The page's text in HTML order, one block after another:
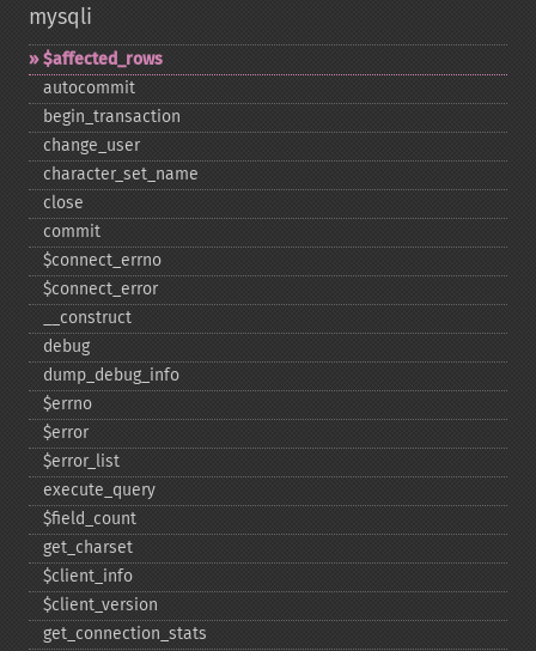
mysqli
$affected_​rows
autocommit
begin_​transaction
change_​user
character_​set_​name
close
commit
$connect_​errno
$connect_​error
_​_​construct
debug
dump_​debug_​info
$errno
$error
$error_​list
execute_​query
$field_​count
get_​charset
$client_​info
$client_​version
get_​connection_​stats